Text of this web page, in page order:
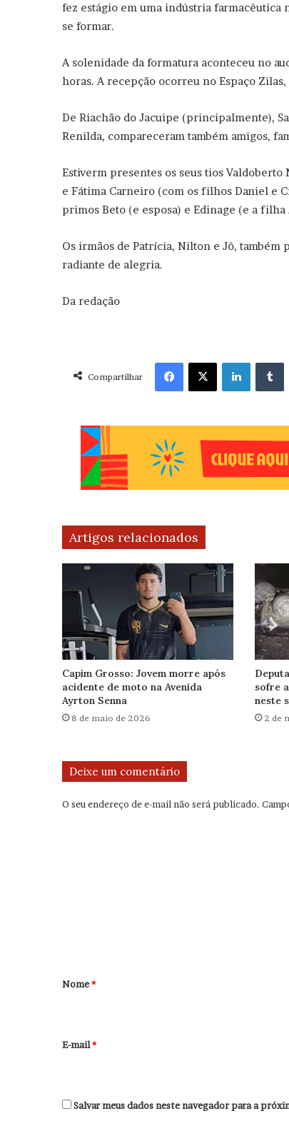
fez estágio em uma indústria farmacêutica
se formar.
A solenidade da formatura aconteceu no
horas. A recepção ocorreu no Espaço
De Riachão do Jacuipe (principalmente),
Renilda, compareceram também amigos,
Estiverm presentes os seus tios
e Fátima Carneiro (com os filhos Daniel e
primos Beto (e esposa) e Edinage (e a filha
Os irmãos de Patrícia, Nilton e Jô, também
radiante de alegria.
Da redação
Compartilhar
Facebook X Linkedin
Artigos relacionados
Capim Grosso: Jovem morre após
acidente de moto na Avenida
Ayrton Senna
8 de maio de 2026
sofre
neste
2 de
Deixe um comentário
O seu endereço de e-mail não será publicado.
r
*
Nome*
E-mail*
Salvar meus dados neste navegador para a